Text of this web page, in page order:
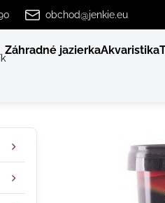
obchod@jenkie.eu
Záhradné jazierkaAkvaristika